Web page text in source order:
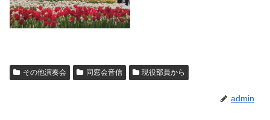
その他演奏会 同窓会音信 現役部員から
admin